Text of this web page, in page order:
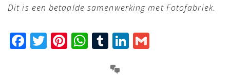
Dit is een betaalde samenwerking met Fotofabriek.
Facebook
Twitter
Pinterest
WhatsApp
TumblrLinkedIn